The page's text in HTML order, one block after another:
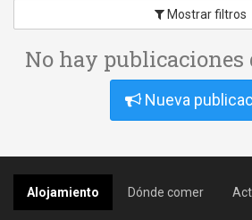
Mostrar filtros
No hay publicaciones
Nueva
Alojamiento Dónde comer